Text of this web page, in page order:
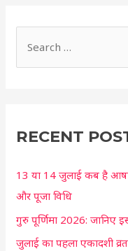
e
c
f
o
r
:
RECENT
13 या 14 जुलाई कब है
और पूजा विधि
गुरु पूर्णिमा 2026: जानिए
जुलाई का पहला एकादशी